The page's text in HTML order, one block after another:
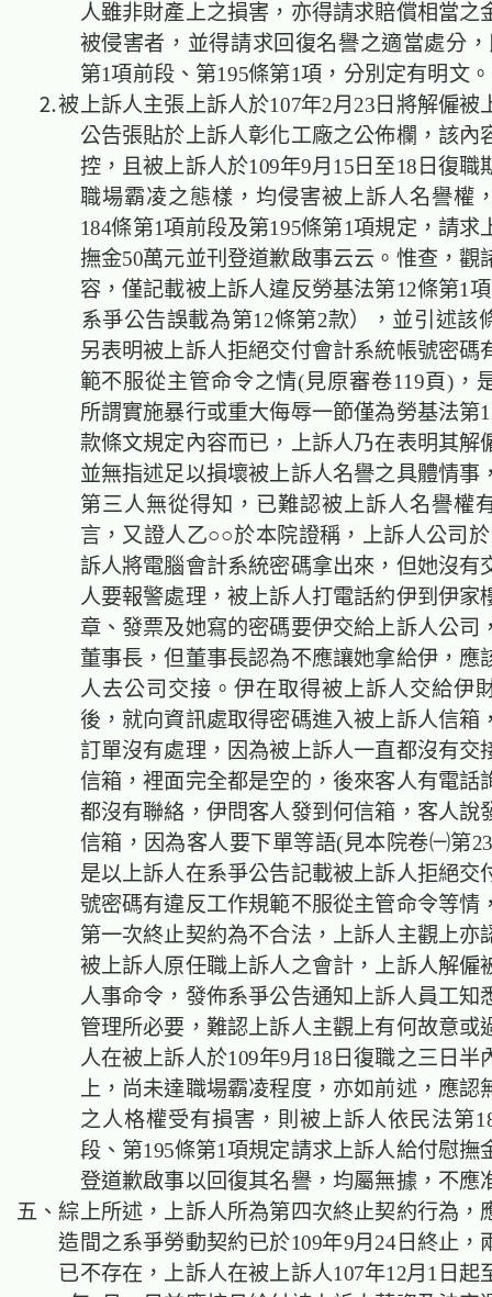
人雖非財產上之損害，亦得請求賠償相當之
被侵害者，並得請求回復名譽之適當處分
第1項前段、第195條第1項，分別定有明文。
⒉被上訴人主張上訴人於107年2月23日將解僱被
公告張貼於上訴人彰化工廠之公佈欄，該內
控，且被上訴人於109年9月15日至18日復職
職場霸凌之態樣，均侵害被上訴人名譽權
184條第1項前段及第195條第1項規定，請求
撫金50萬元並刊登道歉啟事云云。惟查，觀
容，僅記載被上訴人違反勞基法第12條第1
系爭公告誤載為第12條第2款），並引述該
另表明被上訴人拒絕交付會計系統帳號密碼
範不服從主管命令之情(見原審卷119頁)，
所謂實施暴行或重大侮辱一節僅為勞基法第
款條文規定內容而已，上訴人乃在表明其解
並無指述足以損壞被上訴人名譽之具體情事
第三人無從得知，已難認被上訴人名譽權
言，又證人乙○○於本院證稱，上訴人公司
訴人將電腦會計系統密碼拿出來，但她沒有
人要報警處理，被上訴人打電話約伊到伊家
章、發票及她寫的密碼要伊交給上訴人公司
董事長，但董事長認為不應讓她拿給伊，應
人去公司交接。伊在取得被上訴人交給伊
後，就向資訊處取得密碼進入被上訴人信箱
訂單沒有處理，因為被上訴人一直都沒有交
信箱，裡面完全都是空的，後來客人有電話
都沒有聯絡，伊問客人發到何信箱，客人說
信箱，因為客人要下單等語(見本院卷㈠第
是以上訴人在系爭公告記載被上訴人拒絕交
號密碼有違反工作規範不服從主管命令等情
第一次終止契約為不合法，上訴人主觀上亦
被上訴人原任職上訴人之會計，上訴人解僱
人事命令，發佈系爭公告通知上訴人員工知
管理所必要，難認上訴人主觀上有何故意或
人在被上訴人於109年9月18日復職之三日半
上，尚未達職場霸凌程度，亦如前述，應認
之人格權受有損害，則被上訴人依民法第
段、第195條第1項規定請求上訴人給付慰撫
登道歉啟事以回復其名譽，均屬無據，不應
五、綜上所述，上訴人所為第四次終止契約行為，
造間之系爭勞動契約已於109年9月24日終止，
已不存在，上訴人在被上訴人107年12月1日起